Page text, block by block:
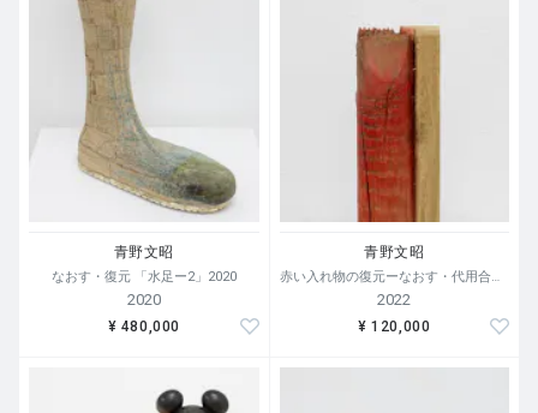
青野文昭
なおす・復元 「水足ー2」2020
2020
¥ 480,000
青野文昭
赤い入れ物の復元ーなおす・代用合体・ 2022
2022
¥ 120,000